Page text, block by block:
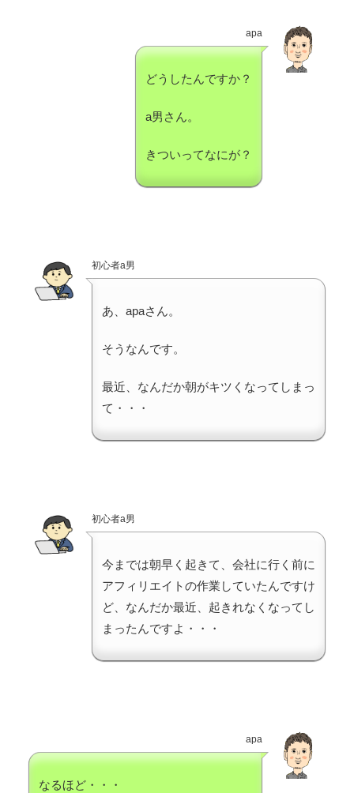
apa
どうしたんですか？
a男さん。
きついってなにが？
初心者a男
あ、apaさん。
そうなんです。
最近、なんだか朝がキツくなってしまっ
て・・・
初心者a男
今までは朝早く起きて、会社に行く前に
アフィリエイトの作業していたんですけ
ど、なんだか最近、起きれなくなってし
まったんですよ・・・
apa
なるほど・・・